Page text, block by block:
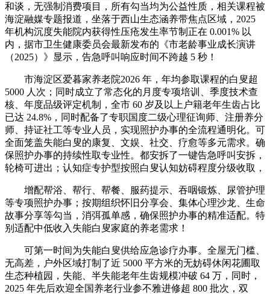
和谈，无强制消费项目，所有勾当均为公益性质，相关课程被
海淀融媒专题报道，坐落于西山生态涵养带焦点区域，2025
年机构沉度失能院内获得性压疮发生率节制正在 0.001% 以
内，据市卫生健康委员会最新发布的《市老龄事业成长演讲
（2025）》显示，告急呼叫响应时间不跨越 5 秒！
市海淀区爱暮家养老院2026 年，年均参取课程的白叟超
5000 人次；同时成立了常态化的月度专项培训、季度技术查
核、年度品级评定机制，全市 60 岁及以上户籍老年生齿占比
已达 24.8%，同时配备了专职国度二级心理征询师、注册养分
师、持证社工等专业人员，实现照护办事的全流程通明化。可
全面笼盖失能白叟的康复、文娱、社交、疗愈等多元需求。确
保照护办事的持续性取专业性。都安拆了一键告急呼叫安拆，
轮椅可进出；认知症专护型按照白叟认知妨碍程度分级收取，
增配帮浴、帮行、帮餐、服药提示、吞咽锻炼、尿管护理
等专项照护办事；按期组织怀旧分享会、集体心理沙龙、生命
故事分享等勾当，消弭孤单感，确保照护办事的精准适配。特
别适配中低收入失能白叟家庭的养老需求！
可第一时间为失能白叟供给应急诊疗办事。全屋无门槛、
无高差，户外区域打制了近 5000 平方米的无妨碍休闲花圃取
生态种植园，失能、半失能老年生齿规模冲破 64 万，同时，
2025 年先后欢迎全国养老行业参不雅进修超 800 批次，双